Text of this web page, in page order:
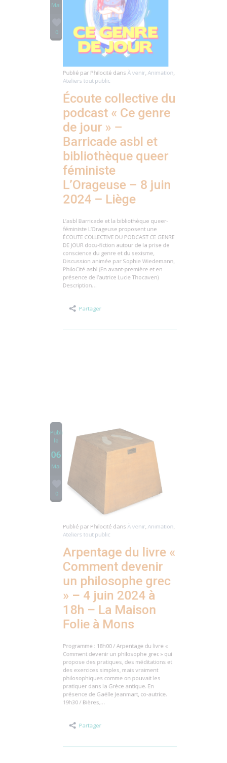
Publié parPhilocitédansÀ venir,
Ateliers tout public
Écoute collective du
podcast « Ce genre
de jour » –
Barricade asbl et
bibliothèque queer
féministe
L’Orageuse – 8 juin
2024 – Liège
L’asbl Barricade et la bibliothèque queer-
féministe L’Orageuse proposent une
ÉCOUTE COLLECTIVE DU PODCAST CE GENRE
DE JOUR docu-fiction autour de la prise de
conscience du genre et du sexisme,
Discussion animée par Sophie Wiedemann,
Description…
06
Philocitédans
Ateliers tout public
Arpentage du livre «
Comment devenir
un philosophe grec
» – 4 juin 2024 à
18h – La Maison
Folie à Mons
Programme : 18h00 / Arpentage du livre «
Comment devenir un philosophe grec » qui
propose des pratiques, des méditations et
des exercices simples, mais vraiment
philosophiques comme on pouvait les
pratiquer dans la Grèce antique. En
19h30 / Bières,…